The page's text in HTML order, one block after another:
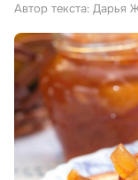
Автор текста: Дарья